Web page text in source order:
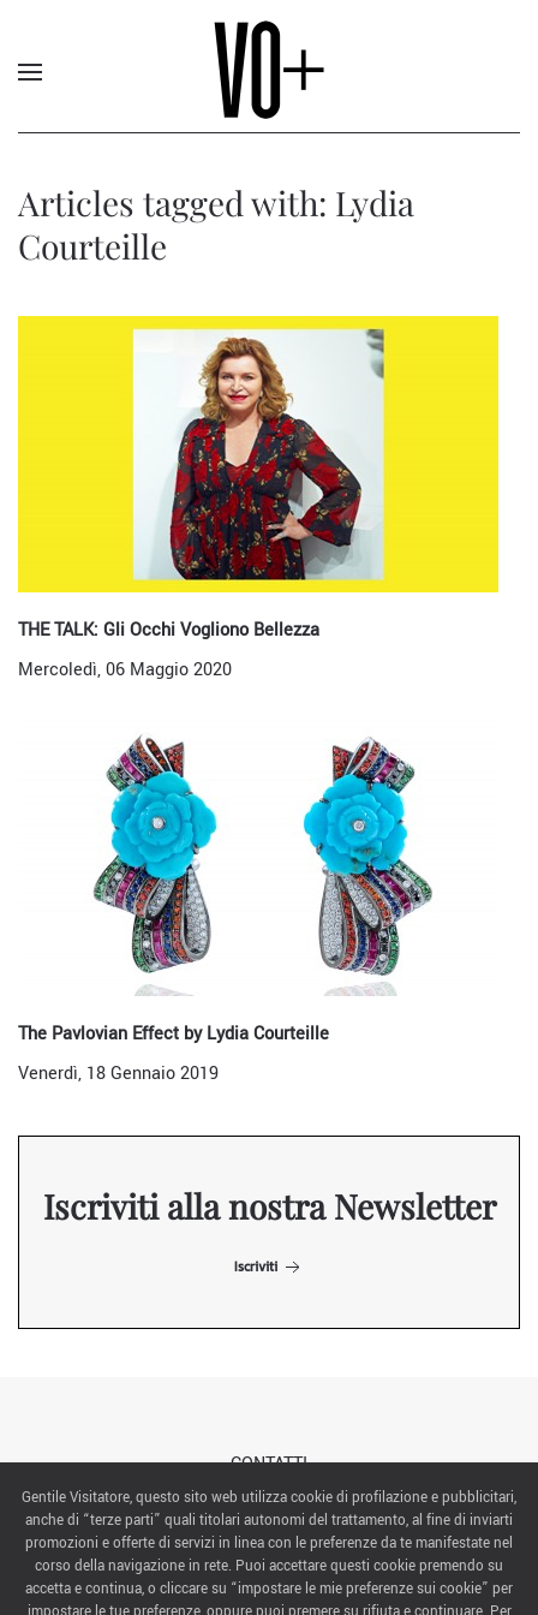
Articles tagged with: Lydia
Courteille
THE TALK: Gli Occhi Vogliono Bellezza
Mercoledì, 06 Maggio 2020
The Pavlovian Effect by Lydia Courteille
Venerdì, 18 Gennaio 2019
Iscriviti alla nostra Newsletter
Iscriviti
CONTATTI
ABOUT US
ITALIAN EXHIBITION GROUP SpA All rights reserved
Via Emilia 155, 47921 Rimini,
Gentile Visitatore, questo sito web utilizza cookie di profilazione e pubblicitari,
anche di “terze parti” quali titolari autonomi del trattamento, al fine di inviarti
promozioni e offerte di servizi in linea con le preferenze da te manifestate nel
corso della navigazione in rete. Puoi accettare questi cookie premendo su
accetta e continua, o cliccare su “impostare le mie preferenze sui cookie” per